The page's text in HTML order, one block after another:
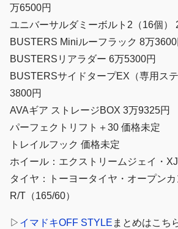
万6500円
ユニバーサルダミーボルト2（16個）
BUSTERS Miniルーフラック 8万3600
BUSTERSリアラダー 6万5300円
BUSTERSサイドタープEX（専用ス
3800円
AVAギア ストレージBOX 3万9325円
パーフェクトリフト＋30 価格未定
トレイルフック 価格未定
ホイール：エクストリームジェイ・
タイヤ：トーヨータイヤ・オープン
R/T（165/60）
▷ イマドキOFF STYLE まとめはこち